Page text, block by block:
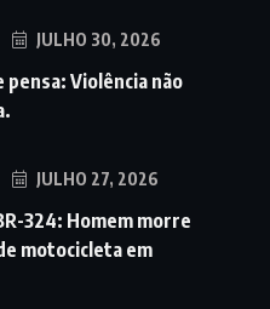
JULHO 30, 2026
pensa: Violência não
JULHO 27, 2026
324: Homem morre
motocicleta em